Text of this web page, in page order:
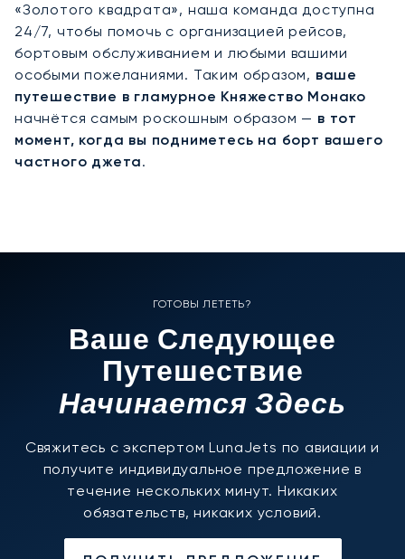
«Золотого квадрата», наша команда доступна
24/7, чтобы помочь с организацией рейсов,
бортовым обслуживанием и любыми вашими
особыми пожеланиями. Таким образом, ваше
путешествие в гламурное Княжество Монако
начнётся самым роскошным образом — в тот
момент, когда вы подниметесь на борт вашего
частного джета.
ГОТОВЫ ЛЕТЕТЬ?
Ваше Следующее
Путешествие
Начинается Здесь
Свяжитесь с экспертом LunaJets по авиации и
получите индивидуальное предложение в
течение нескольких минут. Никаких
обязательств, никаких условий.